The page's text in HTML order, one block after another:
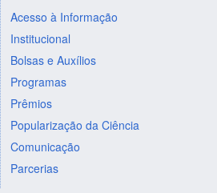
Acesso à Informação
Institucional
Bolsas e Auxílios
Programas
Prêmios
Popularização da Ciência
Comunicação
Parcerias